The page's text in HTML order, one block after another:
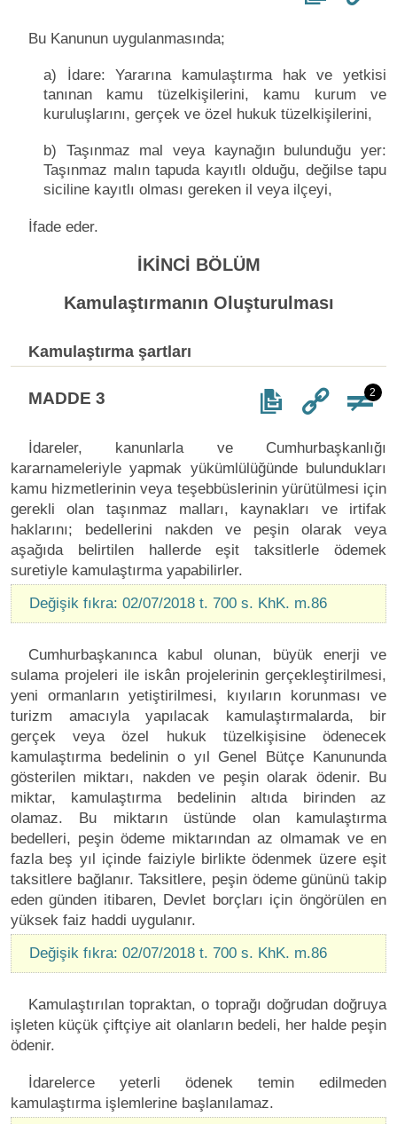
Bu Kanunun uygulanmasında;
a) İdare: Yararına kamulaştırma hak ve yetkisi
tanınan kamu tüzelkişilerini, kamu kurum ve
kuruluşlarını, gerçek ve özel hukuk tüzelkişilerini,
b) Taşınmaz mal veya kaynağın bulunduğu yer:
Taşınmaz malın tapuda kayıtlı olduğu, değilse tapu
siciline kayıtlı olması gereken il veya ilçeyi,
İfade eder.
İKİNCİ BÖLÜM
Kamulaştırmanın Oluşturulması
Kamulaştırma şartları
MADDE 3 2
İdareler, kanunlarla ve Cumhurbaşkanlığı
kararnameleriyle yapmak yükümlülüğünde bulundukları
kamu hizmetlerinin veya teşebbüslerinin yürütülmesi için
gerekli olan taşınmaz malları, kaynakları ve irtifak
haklarını; bedellerini nakden ve peşin olarak veya
aşağıda belirtilen hallerde eşit taksitlerle ödemek
suretiyle kamulaştırma yapabilirler.
Değişik fıkra: 02/07/2018 t. 700 s. KhK. m.86
Cumhurbaşkanınca kabul olunan, büyük enerji ve
sulama projeleri ile iskân projelerinin gerçekleştirilmesi,
yeni ormanların yetiştirilmesi, kıyıların korunması ve
turizm amacıyla yapılacak kamulaştırmalarda, bir
gerçek veya özel hukuk tüzelkişisine ödenecek
kamulaştırma bedelinin o yıl Genel Bütçe Kanununda
gösterilen miktarı, nakden ve peşin olarak ödenir. Bu
miktar, kamulaştırma bedelinin altıda birinden az
olamaz. Bu miktarın üstünde olan kamulaştırma
bedelleri, peşin ödeme miktarından az olmamak ve en
fazla beş yıl içinde faiziyle birlikte ödenmek üzere eşit
taksitlere bağlanır. Taksitlere, peşin ödeme gününü takip
eden günden itibaren, Devlet borçları için öngörülen en
yüksek faiz haddi uygulanır.
Değişik fıkra: 02/07/2018 t. 700 s. KhK. m.86
Kamulaştırılan topraktan, o toprağı doğrudan doğruya
işleten küçük çiftçiye ait olanların bedeli, her halde peşin
ödenir.
İdarelerce yeterli ödenek temin edilmeden
kamulaştırma işlemlerine başlanılamaz.